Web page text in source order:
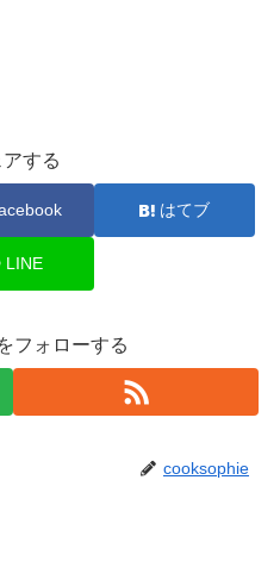
アする
はてブ
LINE
フォローする
cooksophie